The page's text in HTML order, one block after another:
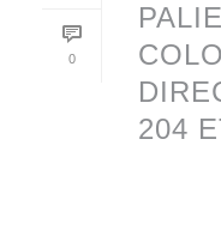
0
204